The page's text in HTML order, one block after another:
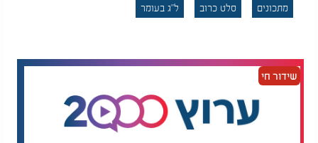
מוסיפים את הפטרוזיליה והנענע הקצוצה.
- טועמים ומכוונים חמיצות/מתיקות לפי הטעם.
יוצקים את הרוטב על הסלט, מערבבים בעדינות בידיים
או בכף עץ.
מתכונים סלט כרוב ל"ג בעומר
שידור חי